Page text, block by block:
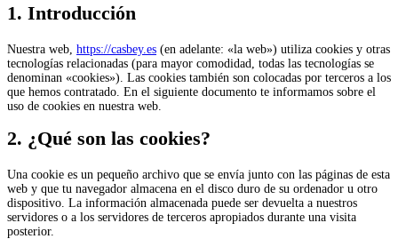
1. Introducción
Nuestra web, https://casbey.es (en adelante: «la web») utiliza cookies y otras
tecnologías relacionadas (para mayor comodidad, todas las tecnologías se
denominan «cookies»). Las cookies también son colocadas por terceros a los
que hemos contratado. En el siguiente documento te informamos sobre el
uso de cookies en nuestra web.
2. ¿Qué son las cookies?
Una cookie es un pequeño archivo que se envía junto con las páginas de esta
web y que tu navegador almacena en el disco duro de su ordenador u otro
dispositivo. La información almacenada puede ser devuelta a nuestros
servidores o a los servidores de terceros apropiados durante una visita
posterior.